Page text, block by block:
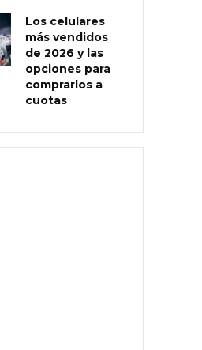
Los celulares
más vendidos
de 2026 y las
opciones para
comprarlos a
cuotas